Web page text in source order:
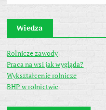
Wiedza
Rolnicze zawody
Praca na wsi jak wygląda?
Wykształcenie rolnicze
BHP w rolnictwie